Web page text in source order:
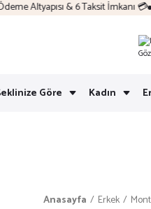
Altyapısı & 6 Taksit İmkanı 💳
Göre Kadın
Anasayfa Erkek